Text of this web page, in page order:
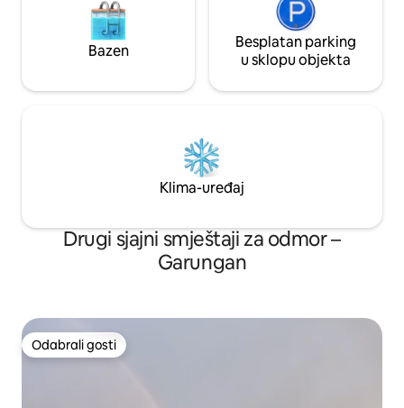
Bazen
Besplatan parking
u sklopu objekta
Klima-uređaj
Drugi sjajni smještaji za odmor –
Garungan
Odabrali gosti
Odabrali gosti